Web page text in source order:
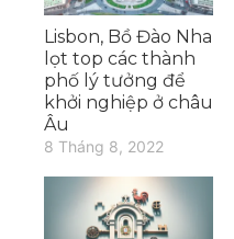
Lisbon, Bồ Đào Nha
lọt top các thành
phố lý tưởng để
khởi nghiệp ở châu
Âu
8 Tháng 8, 2022